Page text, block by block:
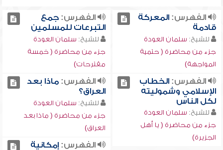
الفهرس:المعركة
قادمة
للشيخ: سلمان العودة
جزء من محاضرة ( حتمية
المواجهة)
الفهرس:جمع
التبرعات للمسلمين
للشيخ: سلمان العودة
جزء من محاضرة ( خمسة
مقترحات)
الفهرس:الخطاب
الإسلامي وشموليته
لكل الناس
للشيخ: سلمان العودة
جزء من محاضرة ( يا أهل
الجزيرة)
الفهرس:ماذا بعد
العراق؟
للشيخ: سلمان العودة
جزء من محاضرة ( ماذا بعد
العراق)
الفهرس:إمكانية